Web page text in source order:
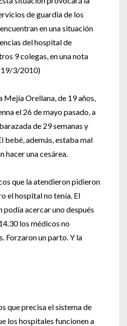
de guardia de los
en una situación
del hospital de
9 colegas, en una nota
19/3/2010)
Orellana, de 19 años,
el 26 de mayo pasado, a
de 29 semanas y
bebé, además, estaba mal
hacer una cesárea.
que la atendieron pidieron
el hospital no tenía. El
podía acercar uno después
los médicos no
Forzaron un parto. Y la
que precisa el sistema de
los hospitales funcionen a